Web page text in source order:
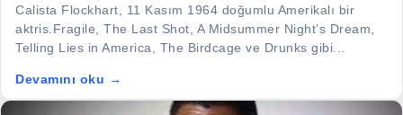
Calista Flockhart, 11 Kasım 1964 doğumlu Amerikalı bir
aktris.Fragile, The Last Shot, A Midsummer Night’s Dream,
Telling Lies in America, The Birdcage ve Drunks gibi...
Devamını oku →